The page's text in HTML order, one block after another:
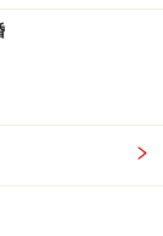
に変化してき
ことではない